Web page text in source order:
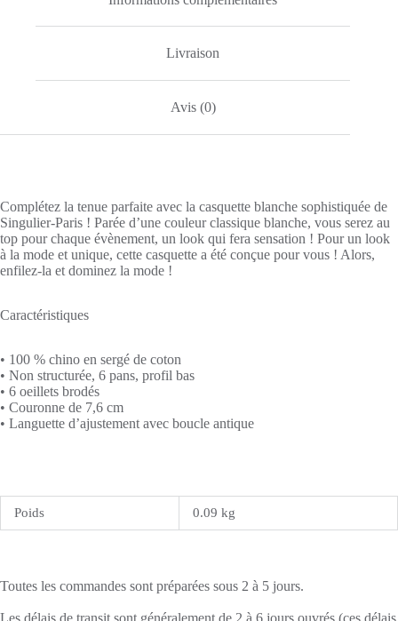
Livraison
Avis (0)
Complétez la tenue parfaite avec la casquette blanche sophistiquée de
Singulier-Paris ! Parée d’une couleur classique blanche, vous serez au
top pour chaque évènement, un look qui fera sensation ! Pour un look
à la mode et unique, cette casquette a été conçue pour vous ! Alors,
enfilez-la et dominez la mode !
Caractéristiques
• 100 % chino en sergé de coton
• Non structurée, 6 pans, profil bas
• 6 oeillets brodés
• Couronne de 7,6 cm
• Languette d’ajustement avec boucle antique
Poids 0.09 kg
Toutes les commandes sont préparées sous 2 à 5 jours.